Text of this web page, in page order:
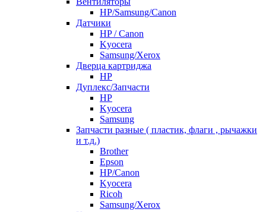
HP/Samsung/Canon
Датчики
HP / Canon
Kyocera
Samsung/Xerox
Дверца картриджа
HP
Дуплекс/Запчасти
HP
Kyocera
Samsung
Запчасти разные ( пластик, флаги , рычажки
и т.д.)
Brother
Epson
HP/Canon
Kyocera
Ricoh
Samsung/Xerox